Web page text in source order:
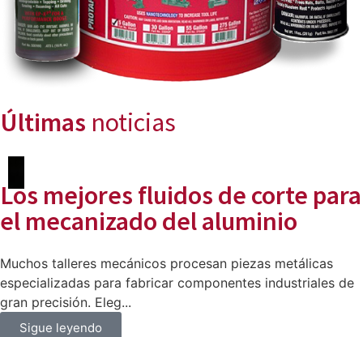
Últimas noticias
Los mejores fluidos de corte para
el mecanizado del aluminio
​Muchos talleres mecánicos procesan piezas metálicas
especializadas para fabricar componentes industriales de
gran precisión. Eleg...
Sigue leyendo